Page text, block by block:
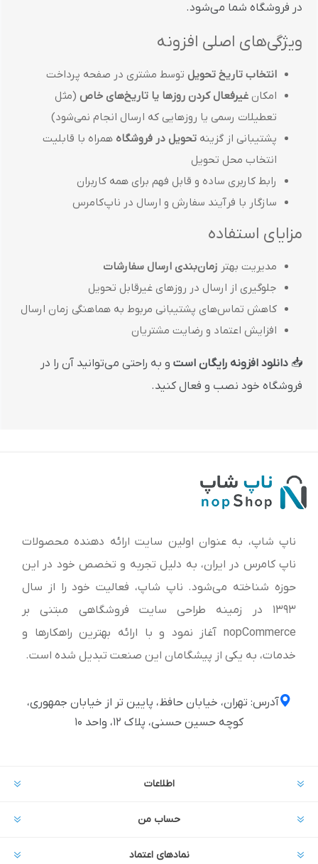
در فروشگاه شما می‌شود.
ویژگی‌های اصلی افزونه
انتخاب تاریخ تحویل توسط مشتری در صفحه پرداخت
امکان غیرفعال کردن روزها یا تاریخ‌های خاص (مثل
تعطیلات رسمی یا روزهایی که ارسال انجام نمی‌شود)
پشتیبانی از گزینه تحویل در فروشگاه همراه با قابلیت
انتخاب محل تحویل
رابط کاربری ساده و قابل فهم برای همه کاربران
سازگار با فرآیند سفارش و ارسال در ناپ‌کامرس
مزایای استفاده
مدیریت بهتر زمان‌بندی ارسال سفارشات
جلوگیری از ارسال در روزهای غیرقابل تحویل
کاهش تماس‌های پشتیبانی مربوط به هماهنگی زمان ارسال
افزایش اعتماد و رضایت مشتریان
📥 دانلود افزونه رایگان است و به راحتی می‌توانید آن را در
فروشگاه خود نصب و فعال کنید.
ناپ شاپ، به عنوان اولین سایت ارائه‌ دهنده محصولات
ناپ کامرس در ایران، به دلیل تجربه و تخصص خود در این
حوزه شناخته می‌شود. ناپ شاپ، فعالیت خود را از سال
1393 در زمینه طراحی سایت فروشگاهی مبتنی بر
nopCommerce آغاز نمود و با ارائه بهترین راهکارها و
خدمات، به یکی از پیشگامان این صنعت تبدیل شده است.
آدرس: تهران، خیابان حافظ، پایین تر از خیابان جمهوری،
کوچه حسین حسنی، پلاک ۱۲، واحد ۱۰
اطلاعات
حساب من
نمادهای اعتماد